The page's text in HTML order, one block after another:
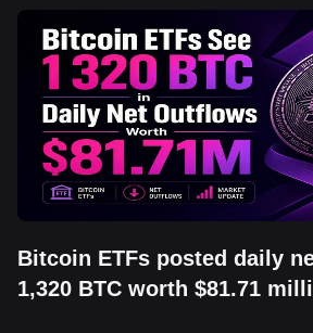
Bitcoin ETFs posted daily
1,320 BTC worth $81.71